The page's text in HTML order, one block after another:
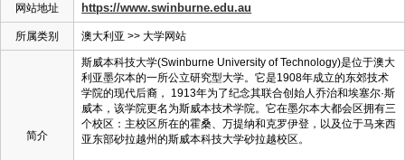
网站地址 https://www.swinburne.edu.au
所属类别 澳大利亚 >>大学网站
简介
斯威本科技大学(Swinburne University of Technology)是位于澳大
利亚墨尔本的一所公立研究型大学。它是1908年成立的东郊技术
学院的现代后裔， 1913年为了纪念其联合创始人乔治和埃塞尔·斯
威本，该学院更名为斯威本技术学院。它在墨尔本大都会区拥有三
个校区：主校区所在的霍桑、万提纳和克罗伊登，以及位于马来西
亚东部砂拉越州的斯威本科技大学砂拉越校区。